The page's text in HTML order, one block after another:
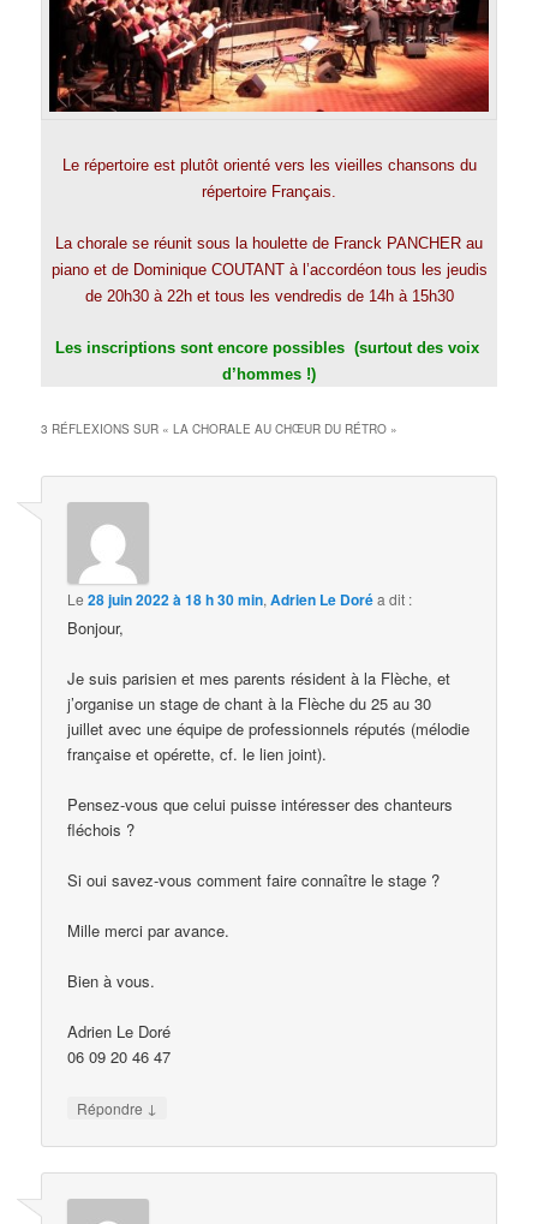
Le répertoire est plutôt orienté vers les vieilles chansons du
répertoire Français.
La chorale se réunit sous la houlette de Franck PANCHER au
piano et de Dominique COUTANT à l’accordéon tous les jeudis
de 20h30 à 22h et tous les vendredis de 14h à 15h30
Les inscriptions sont encore possibles (surtout des voix
d’hommes !)
3 RÉFLEXIONS SUR «LA CHORALE AU CHŒUR DU RÉTRO »
Le28 juin 2022 à 18 h 30 min,Adrien Le Doréa dit :
Bonjour,
Je suis parisien et mes parents résident à la Flèche, et
j’organise un stage de chant à la Flèche du 25 au 30
juillet avec une équipe de professionnels réputés (mélodie
française et opérette, cf. le lien joint).
Pensez-vous que celui puisse intéresser des chanteurs
fléchois ?
Si oui savez-vous comment faire connaître le stage ?
Mille merci par avance.
Bien à vous.
Adrien Le Doré
06 09 20 46 47
Répondre ↓